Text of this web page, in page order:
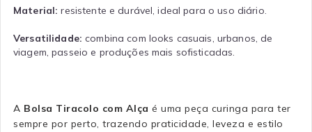
Material: resistente e durável, ideal para o uso diário.
Versatilidade: combina com looks casuais, urbanos, de
viagem, passeio e produções mais sofisticadas.
A Bolsa Tiracolo com Alça é uma peça curinga para ter
sempre por perto, trazendo praticidade, leveza e estilo